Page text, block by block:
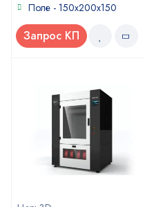
Поле - 150x200x150
Запрос КП